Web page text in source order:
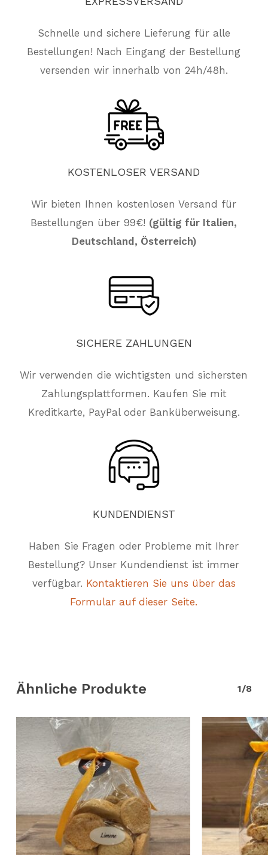
Es befinden sich keine Produkte im
Warenkorb.
Schnelle und sichere Lieferung für alle
Bestellungen! Nach Eingang der Bestellung
versenden wir innerhalb von 24h/48h.
KOSTENLOSER VERSAND
Wir bieten Ihnen kostenlosen Versand für
Bestellungen über 99€! (gültig für Italien,
Deutschland, Österreich)
SICHERE ZAHLUNGEN
Wir verwenden die wichtigsten und sichersten
Zahlungsplattformen. Kaufen Sie mit
Kreditkarte, PayPal oder Banküberweisung.
KUNDENDIENST
Haben Sie Fragen oder Probleme mit Ihrer
Bestellung? Unser Kundendienst ist immer
verfügbar. Kontaktieren Sie uns über das
Formular auf dieser Seite.
Ähnliche Produkte 1/8